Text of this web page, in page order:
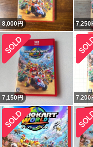
8,000円 7,250
7,150円 7,200